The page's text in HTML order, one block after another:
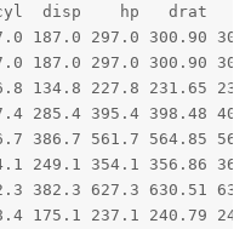
disp    hp   drat
297.0 300.90
187.0 297.0 300.90
227.8 231.65
395.4 398.48
386.7 561.7 564.85
354.1 356.86
627.3 630.51
237.1 240.79